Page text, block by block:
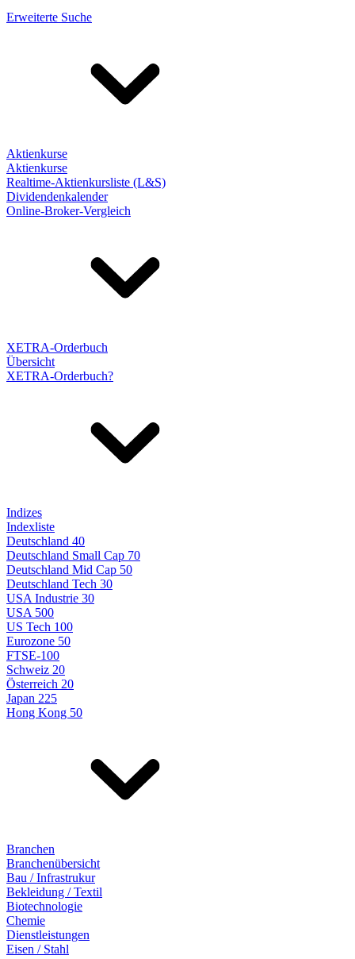
Erweiterte Suche
Aktienkurse
Aktienkurse
Realtime-Aktienkursliste (L&S)
Dividendenkalender
Online-Broker-Vergleich
XETRA-Orderbuch
Übersicht
XETRA-Orderbuch?
Indizes
Indexliste
Deutschland 40
Deutschland Small Cap 70
Deutschland Mid Cap 50
Deutschland Tech 30
USA Industrie 30
USA 500
US Tech 100
Eurozone 50
FTSE-100
Schweiz 20
Österreich 20
Japan 225
Hong Kong 50
Branchen
Branchenübersicht
Bau / Infrastrukur
Bekleidung / Textil
Biotechnologie
Chemie
Dienstleistungen
Eisen / Stahl